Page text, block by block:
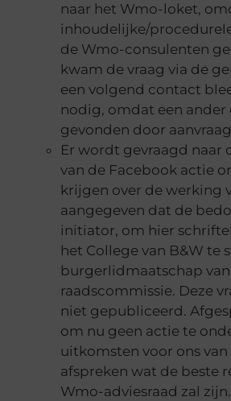
naar het Wmo-loket,
inhoudelijke/
de Wmo-consulenten
kwam de vraag via de
een volgend contact
nodig, omdat een
gevonden door
Er wordt gevraagd naar
van de Facebook actie
krijgen over de werking
aangegeven dat de
initiator, om hier
het College van B&W te
burgerlidmaatschap van
raadscommissie. Deze
niet gepubliceerd.
om nu geen actie te
uitkomsten voor ons
afspreken wat de beste
Wmo-adviesraad zal zijn.